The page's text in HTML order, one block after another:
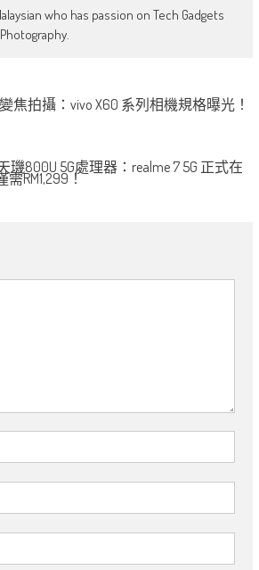
who has passion on Tech Gadgets
焦拍攝：vivo X60 系列相機規格曝光！
璣800U 5G處理器：realme 7 5G 正式在
RM1,299！